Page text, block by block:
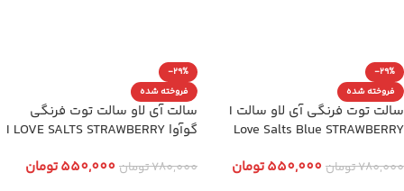
-29%
فروخته شده
سالت توت فرنگی آی لاو سالت I
Love Salts Blue STRAWBERRY
780,000تومان 550,000تومان
-29%
فروخته شده
سالت آی لاو سالت توت فرنگی
گوآوا I LOVE SALTS STRAWBERRY
780,000تومان 550,000تومان